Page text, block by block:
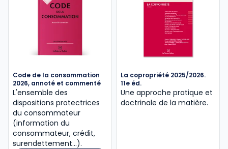
Code de la consommation
2026, annoté et commenté
L'ensemble des
dispositions protectrices
du consommateur
(information du
consommateur, crédit,
surendettement...).
La copropriété 2025/2026.
11e éd.
Une approche pratique et
doctrinale de la matière.